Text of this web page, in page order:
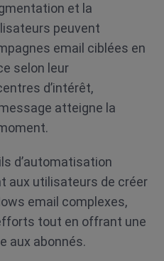
et la
peuvent
email ciblées en
selon leur
d’intérêt,
atteigne la
d’automatisation
aux utilisateurs de créer
email complexes,
tout en offrant une
aux abonnés.